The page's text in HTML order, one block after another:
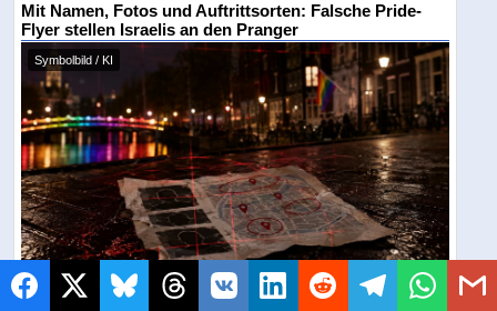
Mit Namen, Fotos und Auftrittsorten: Falsche Pride-
Flyer stellen Israelis an den Pranger
Symbolbild / KI
Während der WorldPride in Amsterdam wurden jüdische und